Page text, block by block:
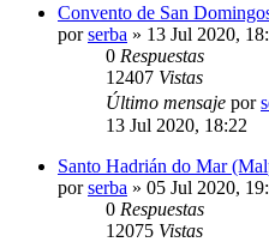
Convento de San
porserba » 13 Jul 2020,
0 Respuestas
12407 Vistas
Último mensaje por
13 Jul 2020, 18:22
Santo Hadrián do Mar
porserba » 05 Jul 2020,
0 Respuestas
12075 Vistas